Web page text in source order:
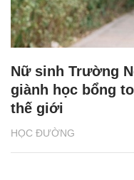
HỌC ĐƯỜNG
Nữ sinh Trường
giành học bổng
thế giới